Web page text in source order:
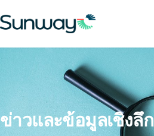
ข่าวและข้อมูลเชิงลึก